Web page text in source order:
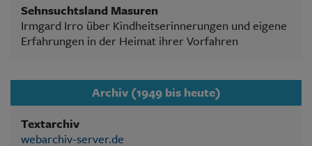
Sehnsuchtsland Masuren
Irmgard Irro über Kindheitserinnerungen und eigene
Erfahrungen in der Heimat ihrer Vorfahren
Archiv (1949 bis heute)
Textarchiv
webarchiv-server.de